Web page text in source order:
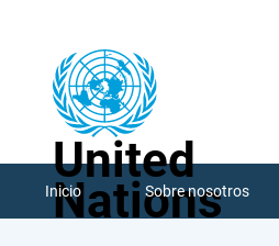
United
Nations
Inicio Sobre nosotros